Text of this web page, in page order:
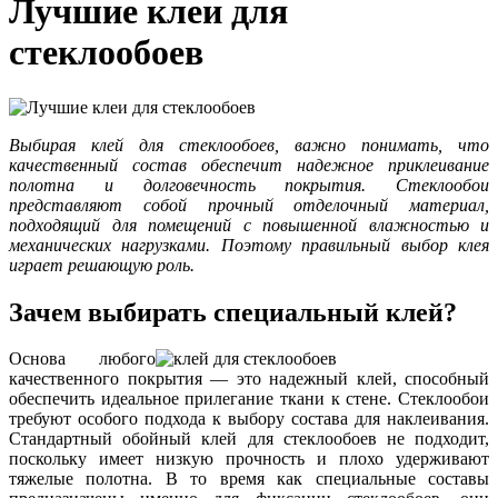
Лучшие клеи для
стеклообоев
Выбирая клей для стеклообоев, важно понимать, что
качественный состав обеспечит надежное приклеивание
полотна и долговечность покрытия. Стеклообои
представляют собой прочный отделочный материал,
подходящий для помещений с повышенной влажностью и
механических нагрузками. Поэтому правильный выбор клея
играет решающую роль.
Зачем выбирать специальный клей?
Основа любого
качественного покрытия — это надежный клей, способный
обеспечить идеальное прилегание ткани к стене. Стеклообои
требуют особого подхода к выбору состава для наклеивания.
Стандартный обойный клей для стеклообоев не подходит,
поскольку имеет низкую прочность и плохо удерживают
тяжелые полотна. В то время как специальные составы